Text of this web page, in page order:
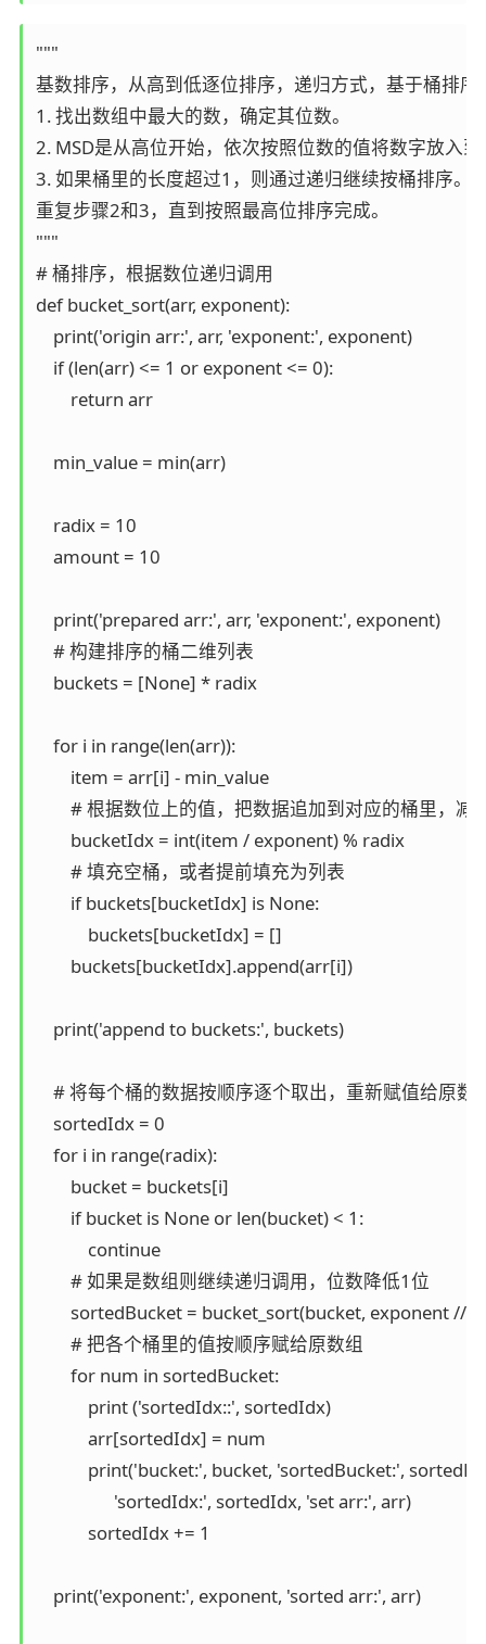
"""
基数排序，从高到低逐位排序，递归方式，基于桶排序
1. 找出数组中最大的数，确定其位数。
2. MSD是从高位开始，依次按照位数的值将数字放入
3. 如果桶里的长度超过1，则通过递归继续按桶排序
重复步骤2和3，直到按照最高位排序完成。
"""
# 桶排序，根据数位递归调用
def bucket_sort(arr, exponent):
    print('origin arr:', arr, 'exponent:', exponent)
    if (len(arr) <= 1 or exponent <= 0):
        return arr
    min_value = min(arr)
    radix = 10
    amount = 10
    print('prepared arr:', arr, 'exponent:', exponent)
    # 构建排序的桶二维列表
    buckets = [None] * radix
    for i in range(len(arr)):
        item = arr[i] - min_value
# 根据数位上的值，把数据追加到对应的桶里，
        bucketIdx = int(item / exponent) % radix
        # 填充空桶，或者提前填充为列表
        if buckets[bucketIdx] is None:
            buckets[bucketIdx] = []
        buckets[bucketIdx].append(arr[i])
    print('append to buckets:', buckets)
# 将每个桶的数据按顺序逐个取出，重新赋值给原数
    sortedIdx = 0
    for i in range(radix):
        bucket = buckets[i]
        if bucket is None or len(bucket) < 1:
            continue
        # 如果是数组则继续递归调用，位数降低1位
sortedBucket = bucket_sort(bucket, exponent //
        # 把各个桶里的值按顺序赋给原数组
        for num in sortedBucket:
            print ('sortedIdx::', sortedIdx)
            arr[sortedIdx] = num
print('bucket:', bucket, 'sortedBucket:',
                  'sortedIdx:', sortedIdx, 'set arr:', arr)
            sortedIdx += 1
    print('exponent:', exponent, 'sorted arr:', arr)